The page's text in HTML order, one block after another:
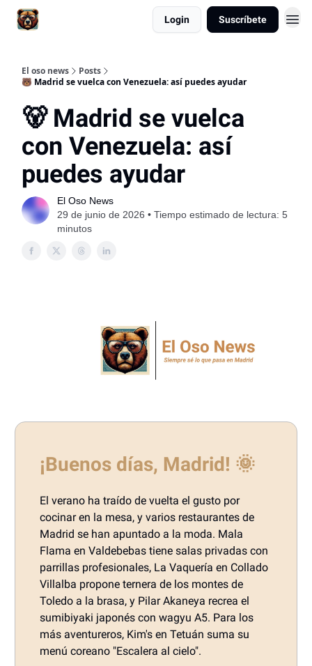
Login Suscríbete
El oso news
Posts
🐻 Madrid se vuelca con Venezuela: así puedes ayudar
🐻 Madrid se vuelca
con Venezuela: así
puedes ayudar
El Oso News
29 de junio de 2026 • Tiempo estimado de lectura: 5
minutos
¡Buenos días, Madrid! 🌞
El verano ha traído de vuelta el gusto por
cocinar en la mesa, y varios restaurantes de
Madrid se han apuntado a la moda. Mala
Flama en Valdebebas tiene salas privadas con
parrillas profesionales, La Vaquería en Collado
Villalba propone ternera de los montes de
Toledo a la brasa, y Pilar Akaneya recrea el
sumibiyaki japonés con wagyu A5. Para los
más aventureros, Kim's en Tetuán suma su
menú coreano "Escalera al cielo".